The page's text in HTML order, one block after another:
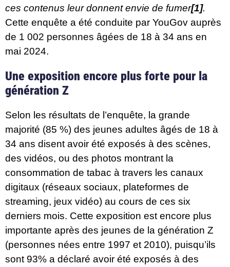
ces contenus leur donnent envie de fumer[1].
Cette enquête a été conduite par YouGov auprès
de 1 002 personnes âgées de 18 à 34 ans en
mai 2024.
Une exposition encore plus forte pour la
génération Z
Selon les résultats de l’enquête, la grande
majorité (85 %) des jeunes adultes âgés de 18 à
34 ans disent avoir été exposés à des scènes,
des vidéos, ou des photos montrant la
consommation de tabac à travers les canaux
digitaux (réseaux sociaux, plateformes de
streaming, jeux vidéo) au cours de ces six
derniers mois. Cette exposition est encore plus
importante après des jeunes de la génération Z
(personnes nées entre 1997 et 2010), puisqu’ils
sont 93% a déclaré avoir été exposés à des